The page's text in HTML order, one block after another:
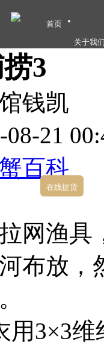
3
钱凯
21
百科
网渔具
布放
3×3维
首页
关于我
在线提货